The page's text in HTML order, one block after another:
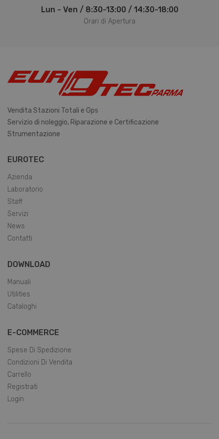
Lun - Ven / 8:30-13:00 / 14:30-18:00
Orari di Apertura
Vendita Stazioni Totali e Gps
Servizio di noleggio, Riparazione e Certificazione
Strumentazione
EUROTEC
Azienda
Laboratorio
Staff
Servizi
News
Contatti
DOWNLOAD
Manuali
Utilities
Cataloghi
E-COMMERCE
Spese Di Spedizione
Condizioni Di Vendita
Carrello
Registrati
Login